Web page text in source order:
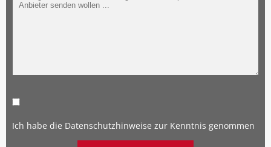
Ich habe die Datenschutzhinweise zur Kenntnis genommen